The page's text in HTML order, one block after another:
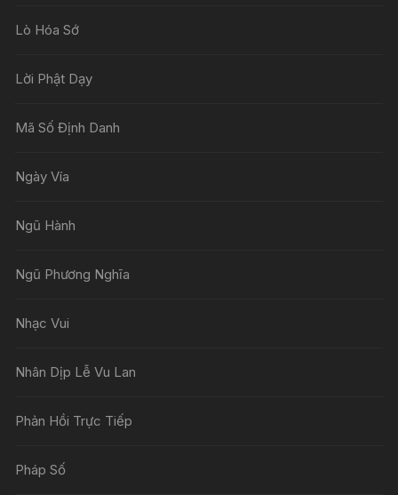
Lò Hóa Sớ
Lời Phật Dạy
Mã Số Định Danh
Ngày Vía
Ngũ Hành
Ngũ Phương Nghĩa
Nhạc Vui
Nhân Dịp Lễ Vu Lan
Phản Hồi Trực Tiếp
Pháp Số